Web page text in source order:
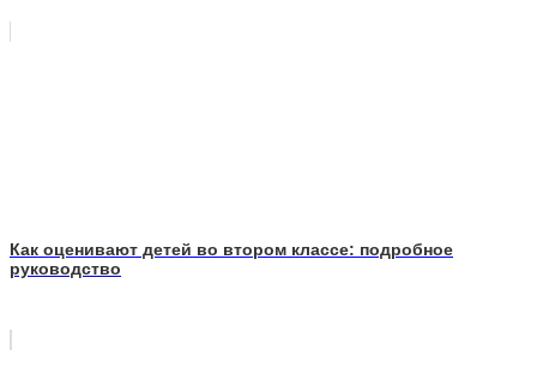
Как оценивают детей во втором классе: подробное
руководство